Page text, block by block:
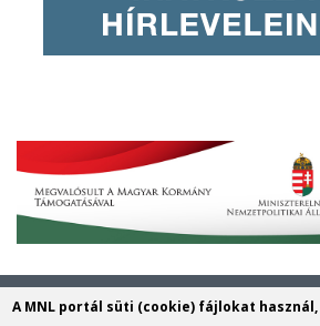
Magyar
A MNL portál süti (cookie) fájlokat